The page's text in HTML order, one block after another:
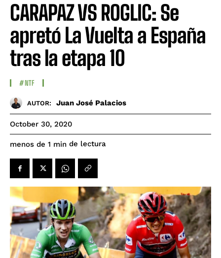
CARAPAZ VS ROGLIC: Se
apretó La Vuelta a España
tras la etapa 10
#NTF
AUTOR: Juan José Palacios
October 30, 2020
menos de 1 min de lectura